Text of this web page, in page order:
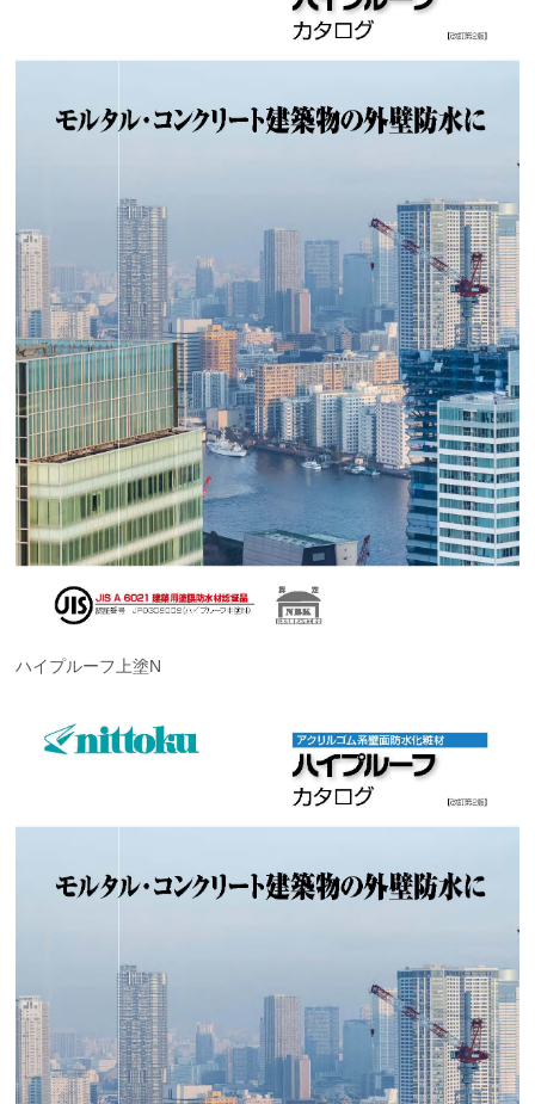
ハイプルーフ上塗N